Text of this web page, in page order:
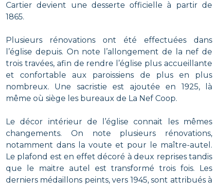
Cartier devient une desserte officielle à partir de
1865.
Plusieurs rénovations ont été effectuées dans
l’église depuis. On note l’allongement de la nef de
trois travées, afin de rendre l’église plus accueillante
et confortable aux paroissiens de plus en plus
nombreux. Une sacristie est ajoutée en 1925, là
même où siège les bureaux de La Nef Coop.
Le décor intérieur de l’église connait les mêmes
changements. On note plusieurs rénovations,
notamment dans la voute et pour le maître-autel.
Le plafond est en effet décoré à deux reprises tandis
que le maitre autel est transformé trois fois. Les
derniers médaillons peints, vers 1945, sont attribués à